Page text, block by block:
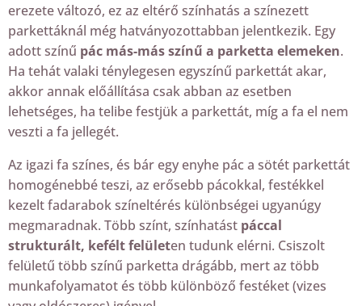
erezete változó, ez az eltérő színhatás a színezett
parkettáknál még hatványozottabban jelentkezik. Egy
adott színű pác más-más színű a parketta elemeken.
Ha tehát valaki ténylegesen egyszínű parkettát akar,
akkor annak előállítása csak abban az esetben
lehetséges, ha telibe festjük a parkettát, míg a fa el nem
veszti a fa jellegét.
Az igazi fa színes, és bár egy enyhe pác a sötét parkettát
homogénebbé teszi, az erősebb pácokkal, festékkel
kezelt fadarabok színeltérés különbségei ugyanúgy
megmaradnak. Több színt, színhatást páccal
strukturált, kefélt felületen tudunk elérni. Csiszolt
felületű több színű parketta drágább, mert az több
munkafolyamatot és több különböző festéket (vizes